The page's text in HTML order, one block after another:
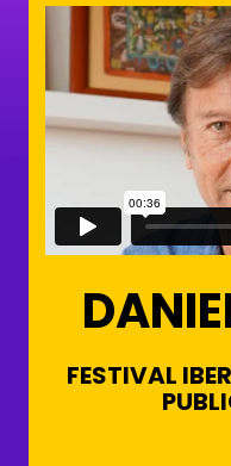
FESTIVAL